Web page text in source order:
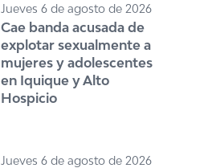
Jueves 6 de agosto de 2026
Cae banda acusada de
explotar sexualmente a
mujeres y adolescentes
en Iquique y Alto
Hospicio
Jueves 6 de agosto de 2026